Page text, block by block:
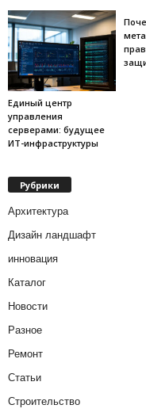
Единый центр
управления
серверами: будущее
ИТ-инфраструктуры
Рубрики
Архитектура
Дизайн ландшафт
инновация
Каталог
Новости
Разное
Ремонт
Статьи
Строительство